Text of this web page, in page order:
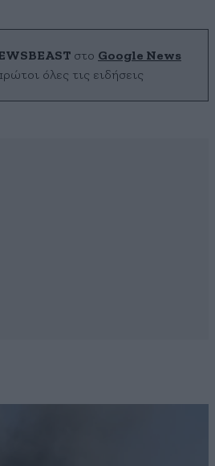
στο Google News
όλες τις ειδήσεις